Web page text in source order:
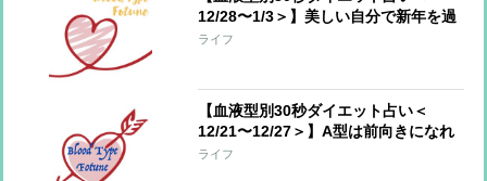
12/28〜1/3＞】美しい自分で新年を過
ごすアドバイス！今週のあなたの運勢
ライフ
【血液型別30秒ダイエット占い＜
12/21〜12/27＞】A型は前向きになれ
るとき、AB型は新年に向けていいスタ
ライフ